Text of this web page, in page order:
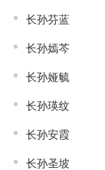
长孙芬蓝
长孙嫣芩
长孙娅毓
长孙瑛纹
长孙安霞
长孙圣坡